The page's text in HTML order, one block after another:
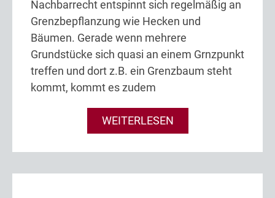
Nachbarrecht entspinnt sich regelmäßig an
Grenzbepflanzung wie Hecken und
Bäumen. Gerade wenn mehrere
Grundstücke sich quasi an einem Grnzpunkt
treffen und dort z.B. ein Grenzbaum steht
kommt, kommt es zudem
WEITERLESEN